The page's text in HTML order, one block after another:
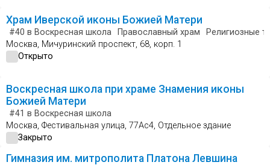
Храм Иверской иконы Божией Матери
#40 в Воскресная школа Православный храм
Религиозные
Москва, Мичуринский проспект, 68, корп. 1
Открыто
Воскресная школа при храме Знамения иконы
Божией Матери
#41 в Воскресная школа
Москва, Фестивальная улица, 77Ас4, Отдельное здание
Закрыто
Гимназия им. митрополита Платона Левшина